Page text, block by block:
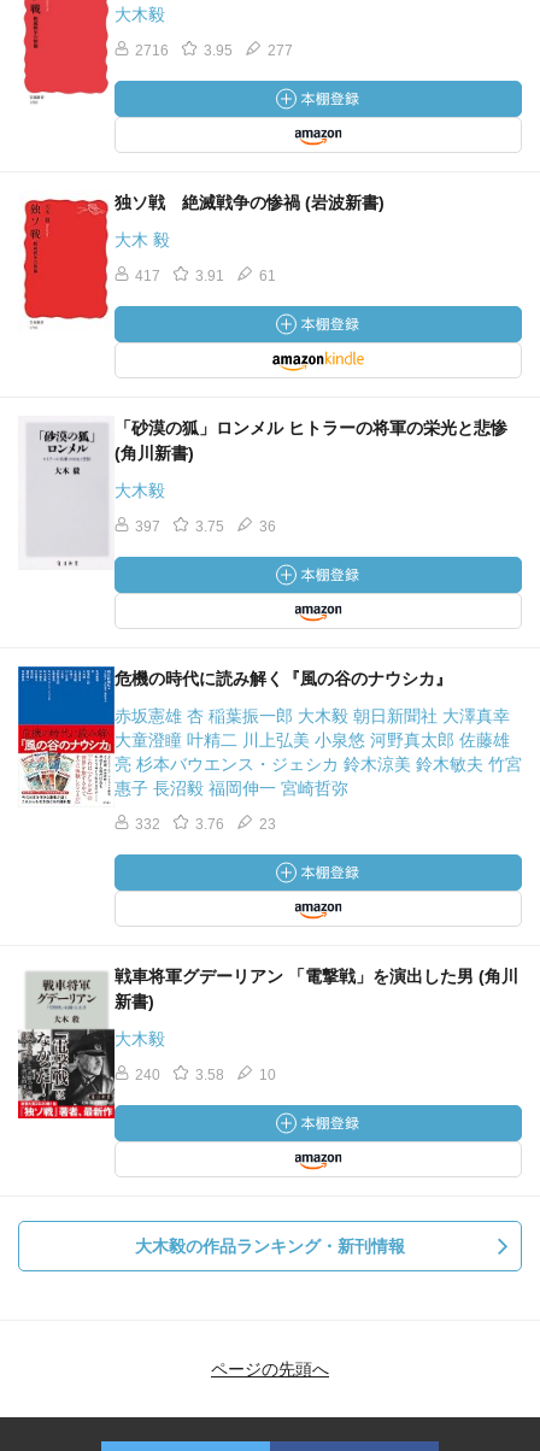
大木毅
2716 3.95 277
独ソ戦 絶滅戦争の惨禍 (岩波新書)
大木 毅
417 3.91 61
「砂漠の狐」ロンメル ヒトラーの将軍の栄光と悲惨
(角川新書)
大木毅
397 3.75 36
危機の時代に読み解く『風の谷のナウシカ』
赤坂憲雄 杏 稲葉振一郎 大木毅 朝日新聞社 大澤真幸
大童澄瞳 叶精二 川上弘美 小泉悠 河野真太郎 佐藤雄
亮 杉本バウエンス・ジェシカ 鈴木涼美 鈴木敏夫 竹宮
惠子 長沼毅 福岡伸一 宮崎哲弥
332 3.76 23
戦車将軍グデーリアン 「電撃戦」を演出した男 (角川
新書)
大木毅
240 3.58 10
大木毅の作品ランキング・新刊情報
ページの先頭へ